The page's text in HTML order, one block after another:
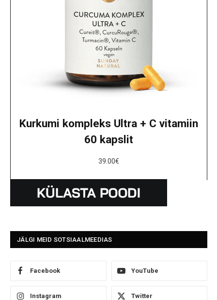
Kurkumi kompleks Ultra + C vitamiin
60 kapslit
39.00€
JÄLGI MEID SOTSIAALMEEDIAS
Facebook YouTube
Instagram Twitter